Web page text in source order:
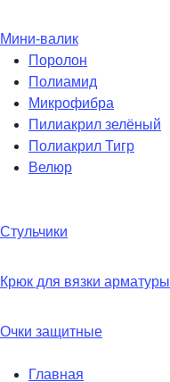
Мини-валик
Поролон
Полиамид
Микрофибра
Пилиакрил зелёный
Полиакрил Тигр
Велюр
Стульчики
Крюк для вязки арматуры
Очки защитные
Главная